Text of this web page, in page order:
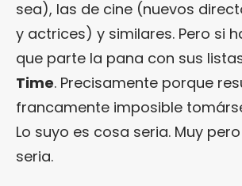
sea), las de cine (nuevos
y actrices) y similares. Pero si
que parte la pana con sus
Time. Precisamente porque
francamente imposible
Lo suyo es cosa seria. Muy
seria.